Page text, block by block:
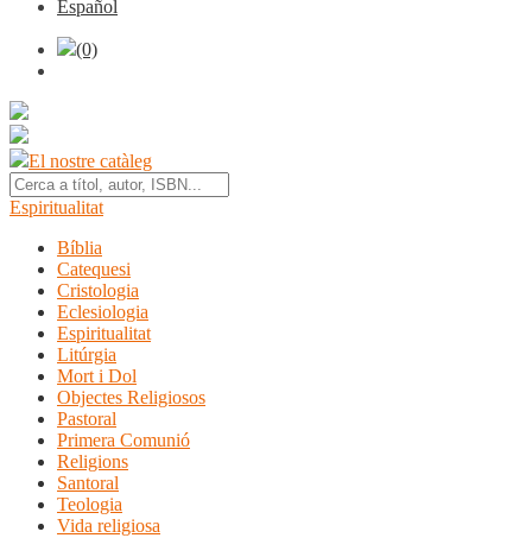
Español
(0)
El nostre catàleg
Espiritualitat
Bíblia
Catequesi
Cristologia
Eclesiologia
Espiritualitat
Litúrgia
Mort i Dol
Objectes Religiosos
Pastoral
Primera Comunió
Religions
Santoral
Teologia
Vida religiosa